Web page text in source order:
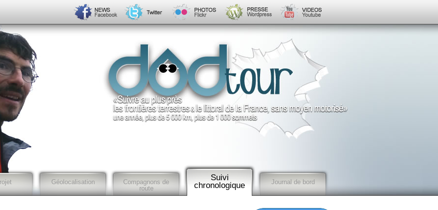
Géolocalisation
Compagnons de
route
Suivi
chronologique
Journal de bord